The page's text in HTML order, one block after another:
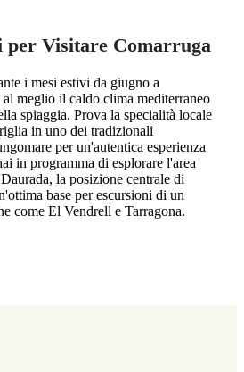
per Visitare Comarruga
i mesi estivi da giugno a
al meglio il caldo clima mediterraneo
spiaggia. Prova la specialità locale
in uno dei tradizionali
per un'autentica esperienza
in programma di esplorare l'area
la posizione centrale di
base per escursioni di un
come El Vendrell e Tarragona.